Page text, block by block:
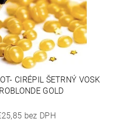
CIRÉPIL ŠETRNÝ VOSK
GOLD
bez DPH